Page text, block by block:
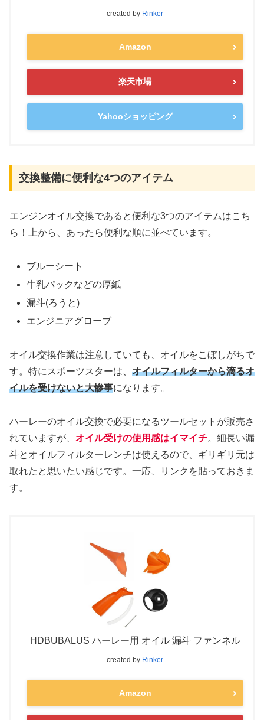
created by Rinker
Amazon
楽天市場
Yahooショッピング
交換整備に便利な4つのアイテム
エンジンオイル交換であると便利な3つのアイテムはこち
ら！上から、あったら便利な順に並べています。
ブルーシート
牛乳パックなどの厚紙
漏斗(ろうと)
エンジニアグローブ
オイル交換作業は注意していても、オイルをこぼしがちで
す。特にスポーツスターは、 オイルフィルターから滴るオ
イルを受けないと大惨事になります。
ハーレーのオイル交換で必要になるツールセットが販売さ
れていますが、 オイル受けの使用感はイマイチ。細長い漏
斗とオイルフィルターレンチは使えるので、ギリギリ元は
取れたと思いたい感じです。一応、リンクを貼っておきま
す。
HDBUBALUS ハーレー用 オイル 漏斗 ファンネル
created by Rinker
Amazon